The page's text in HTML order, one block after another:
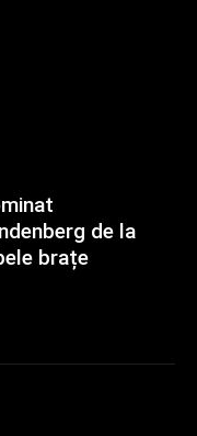
de la
brațe